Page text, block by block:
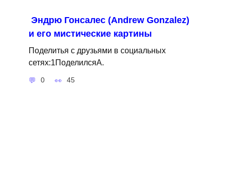
Эндрю Гонсалес (Andrew Gonzalez)
и его мистические картины
Поделитья с друзьями в социальных
сетях:1ПоделилсяA.
0 45